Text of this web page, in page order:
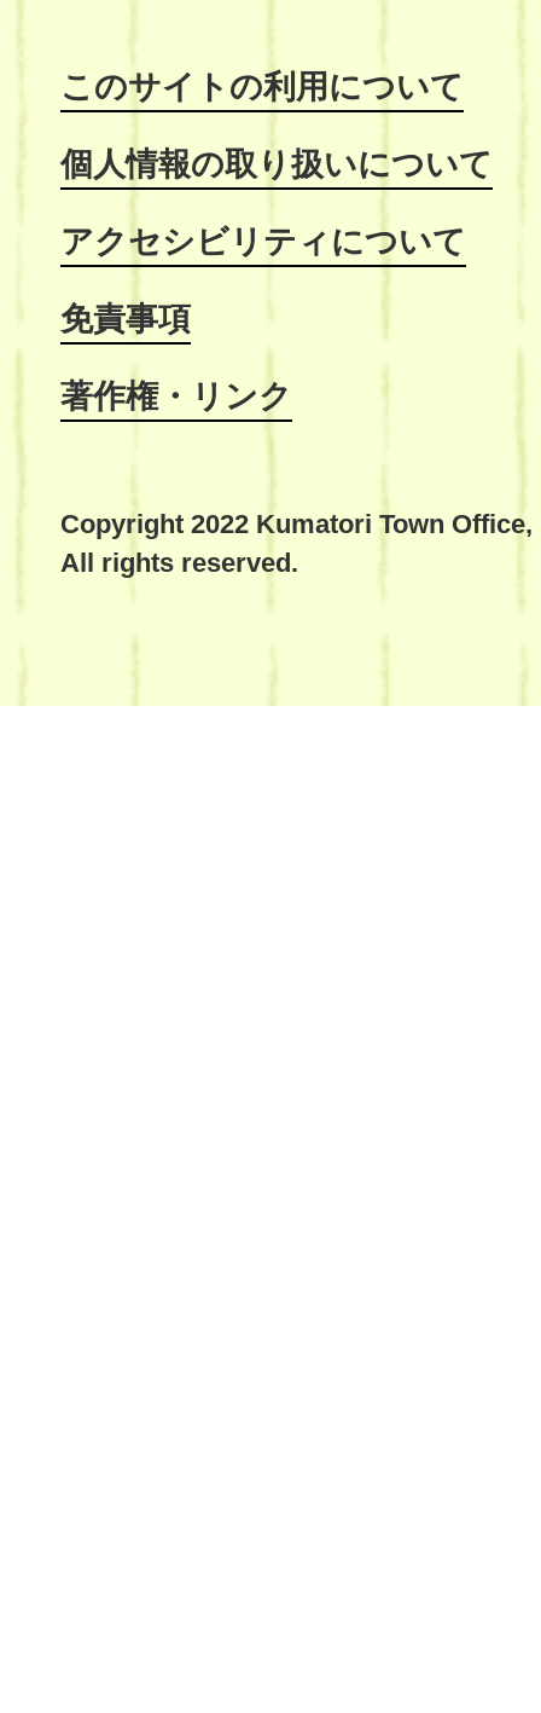
このサイトの利用について
個人情報の取り扱いについて
アクセシビリティについて
免責事項
著作権・リンク
Copyright 2022 Kumatori Town Office,
All rights reserved.